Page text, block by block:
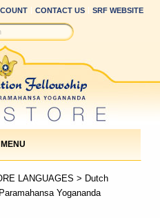
CONTACT US SRF WEBSITE
MENU
LANGUAGES > Dutch
Yogananda